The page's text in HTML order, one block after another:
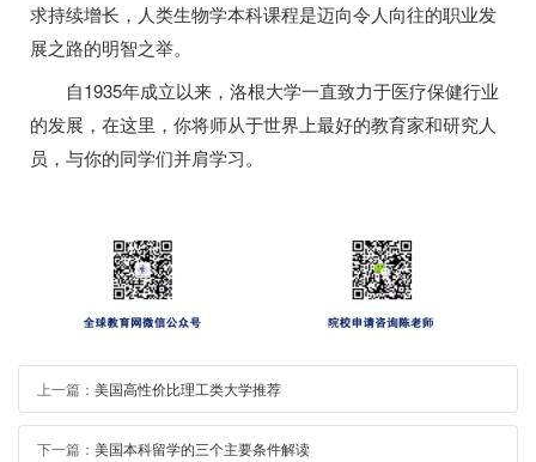
求持续增长，人类生物学本科课程是迈向令人向往的职业发
展之路的明智之举。
自1935年成立以来，洛根大学一直致力于医疗保健行业
的发展，在这里，你将师从于世界上最好的教育家和研究人
员，与你的同学们并肩学习。
上一篇： 美国高性价比理工类大学推荐
下一篇： 美国本科留学的三个主要条件解读